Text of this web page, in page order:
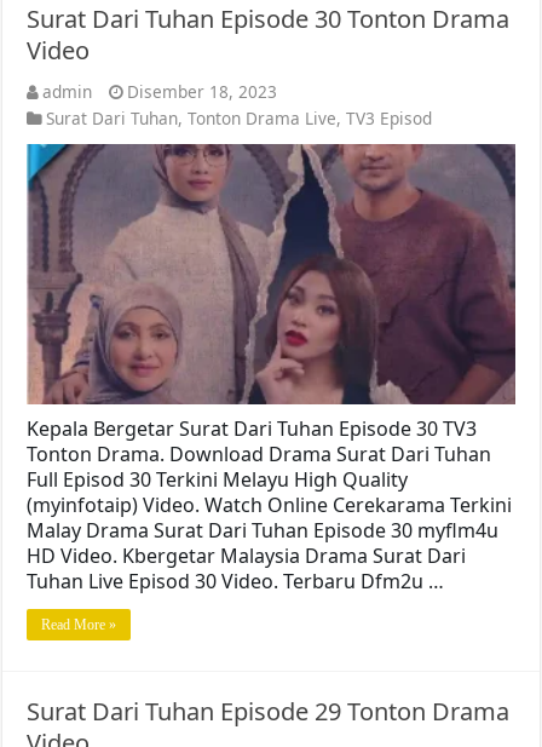
Surat Dari Tuhan Episode 30 Tonton Drama
Video
admin
Disember 18, 2023
Surat Dari Tuhan,Tonton Drama Live,TV3 Episod
Kepala Bergetar Surat Dari Tuhan Episode 30 TV3
Tonton Drama. Download Drama Surat Dari Tuhan
Full Episod 30 Terkini Melayu High Quality
(myinfotaip) Video. Watch Online Cerekarama Terkini
Malay Drama Surat Dari Tuhan Episode 30 myflm4u
HD Video. Kbergetar Malaysia Drama Surat Dari
Tuhan Live Episod 30 Video. Terbaru Dfm2u …
Read More »
Surat Dari Tuhan Episode 29 Tonton Drama